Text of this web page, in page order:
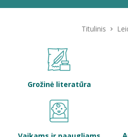
Bibliotekoms
Titulinis
Grožinė literatūra